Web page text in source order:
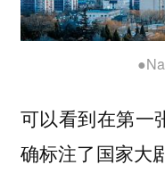
可以看到在第一
确标注了国家大